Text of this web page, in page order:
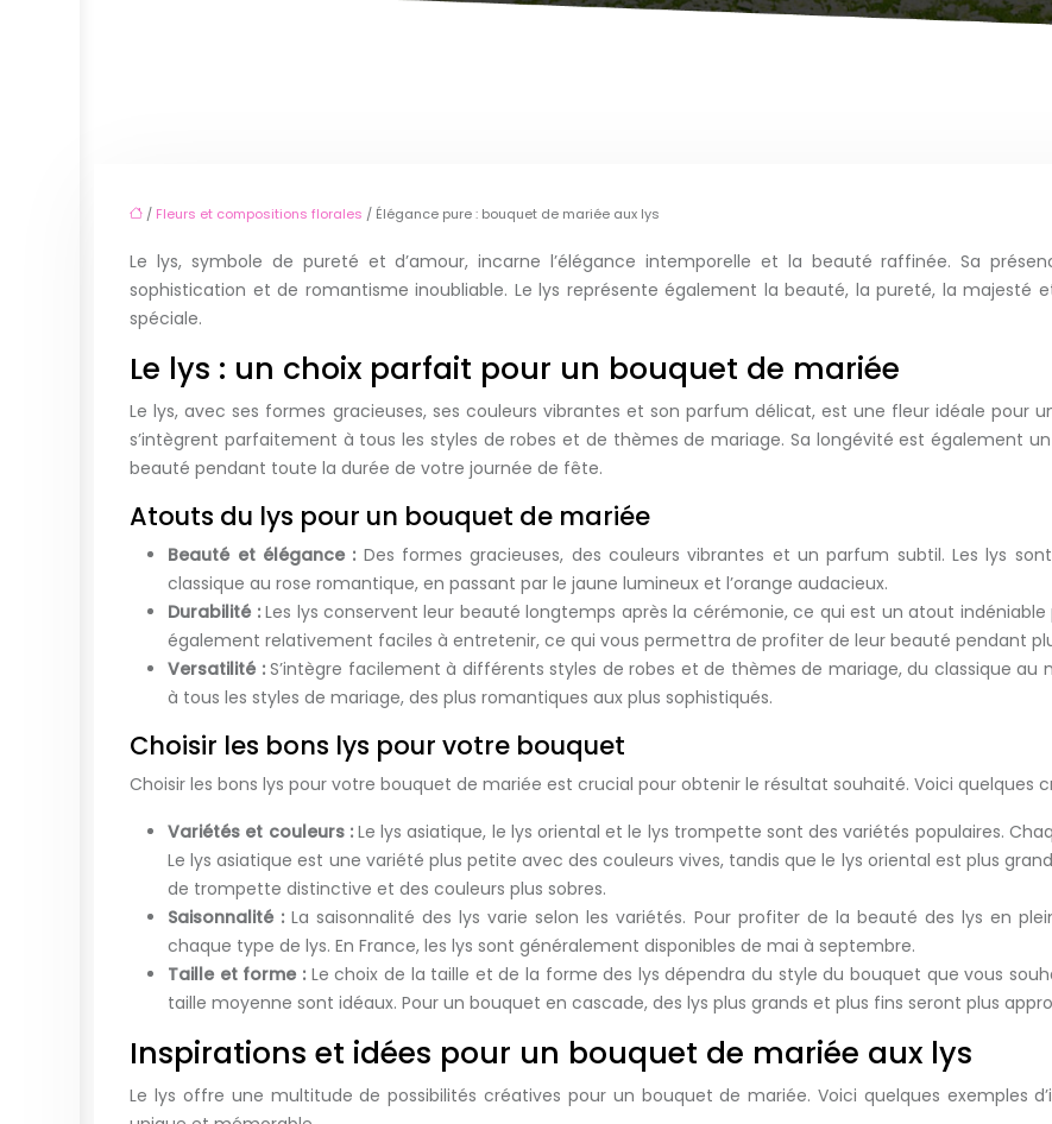
/ Fleurs et compositions florales / Élégance pure : bouquet de mariée aux lys
Le lys, symbole de pureté et d’amour, incarne l’élégance intemporelle et la beauté raffinée. Sa
sophistication et de romantisme inoubliable. Le lys représente également la beauté, la pureté, la majesté
spéciale.
Le lys : un choix parfait pour un bouquet de mariée
Le lys, avec ses formes gracieuses, ses couleurs vibrantes et son parfum délicat, est une fleur idéale pour
s’intègrent parfaitement à tous les styles de robes et de thèmes de mariage. Sa longévité est également
beauté pendant toute la durée de votre journée de fête.
Atouts du lys pour un bouquet de mariée
Beauté et élégance : Des formes gracieuses, des couleurs vibrantes et un parfum subtil. Les lys
classique au rose romantique, en passant par le jaune lumineux et l’orange audacieux.
Durabilité :Les lys conservent leur beauté longtemps après la cérémonie, ce qui est un atout
également relativement faciles à entretenir, ce qui vous permettra de profiter de leur beauté pendant
Versatilité :S’intègre facilement à différents styles de robes et de thèmes de mariage, du classique au
à tous les styles de mariage, des plus romantiques aux plus sophistiqués.
Choisir les bons lys pour votre bouquet
Choisir les bons lys pour votre bouquet de mariée est crucial pour obtenir le résultat souhaité. Voici
Variétés et couleurs : Le lys asiatique, le lys oriental et le lys trompette sont des variétés populaires.
Le lys asiatique est une variété plus petite avec des couleurs vives, tandis que le lys oriental est plus
de trompette distinctive et des couleurs plus sobres.
Saisonnalité :La saisonnalité des lys varie selon les variétés. Pour profiter de la beauté des lys en
chaque type de lys. En France, les lys sont généralement disponibles de mai à septembre.
Taille et forme : Le choix de la taille et de la forme des lys dépendra du style du bouquet que vous
taille moyenne sont idéaux. Pour un bouquet en cascade, des lys plus grands et plus fins seront plus
Inspirations et idées pour un bouquet de mariée aux lys
Le lys offre une multitude de possibilités créatives pour un bouquet de mariée. Voici quelques exemples